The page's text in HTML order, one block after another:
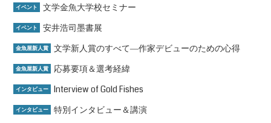
イベント 文学金魚大学校セミナー
イベント 安井浩司墨書展
金魚屋新人賞 文学新人賞のすべて―作家デビューのための心得
金魚屋新人賞 応募要項＆選考経緯
インタビュー Interview of Gold Fishes
インタビュー 特別インタビュー＆講演